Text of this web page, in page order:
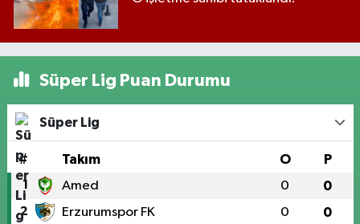
Süper Lig Puan Durumu
Süper Lig
# Takım O P
1 Amed 0 0
2 Erzurumspor FK 0 0